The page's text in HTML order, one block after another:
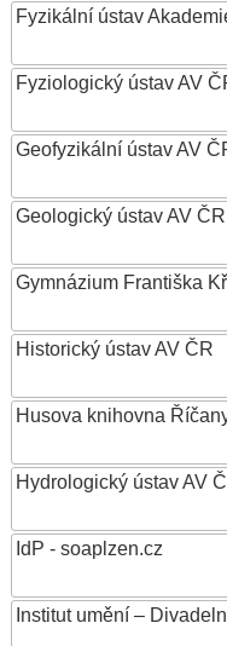
Fyzikální ústav
Fyziologický ústav AV
Geofyzikální ústav AV
Geologický ústav AV ČR
Gymnázium Františka
Historický ústav AV ČR
Husova knihovna
Hydrologický ústav AV
IdP - soaplzen.cz
Institut umění –